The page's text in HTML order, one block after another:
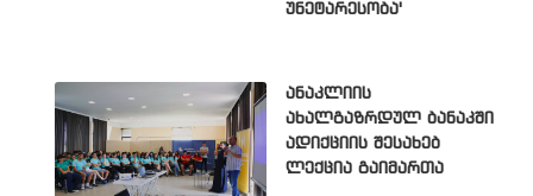
უნეტარესობა'
ანაკლიის
ახალგაზრდულ ბანაკში
ადიქციის შესახებ
ლექცია გაიმართა